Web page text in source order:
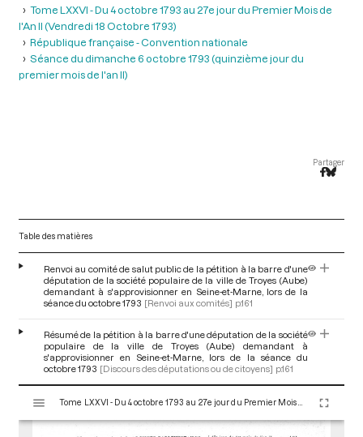
Tome LXXVI - Du 4 octobre 1793 au 27e jour du Premier Mois de
l'An II (Vendredi 18 Octobre 1793)
République française - Convention nationale
Séance du dimanche 6 octobre 1793 (quinzième jour du
premier mois de l'an II)
Partager
Table des matières
Renvoi au comité de salut public de la pétition à la barre d'une
députation de la société populaire de la ville de Troyes (Aube)
demandant à s'approvisionner en Seine-et-Marne, lors de la
séance du octobre 1793 [Renvoi aux comités] p.161
Résumé de la pétition à la barre d'une députation de la société
populaire de la ville de Troyes (Aube) demandant à
s'approvisionner en Seine-et-Marne, lors de la séance du
octobre 1793 [Discours des députations ou de citoyens] p.161
s